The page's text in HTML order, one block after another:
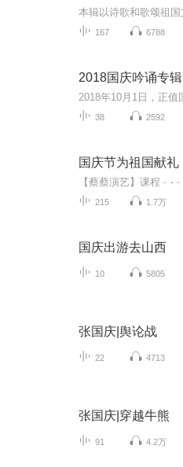
167 6788
2018国庆吟诵专辑
38 2592
国庆节为祖国献礼
215 1.7万
国庆出游去山西
10 5805
张国庆|舆论战
22 4713
张国庆|穿越牛熊
91 4.2万